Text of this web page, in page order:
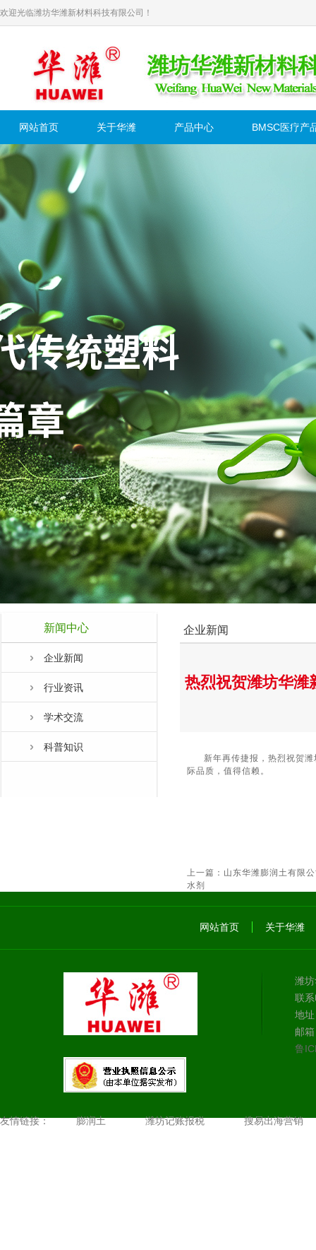
欢迎光临潍坊华潍新材料科技有限公司！
网站首页 关于华潍 产品中心 BMSC医疗产
新闻中心
企业新闻
行业资讯
学术交流
科普知识
企业新闻
热烈祝贺潍坊华潍
新年再传捷报，热烈祝贺潍
际品质，值得信赖。
上一篇： 山东华潍膨润土有限
水剂
网站首页 关于华潍
潍
联
地
邮
鲁
友情链接： 膨润土 潍坊记账报税 搜易出海营销